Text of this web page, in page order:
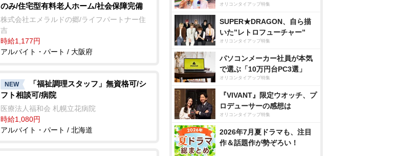
のみ/住宅型有料老人ホーム/社会保障完備
株式会社エメラルドの郷/ライフパートナー住
吉
時給1,177円
アルバイト・パート / 大阪府
NEW
「福祉調理スタッフ」無資格可/シ
フト相談可/病院
医療法人福和会 札幌立花病院
時給1,080円
アルバイト・パート / 北海道
オリコンタイアップ特集
SUPER★DRAGON、自ら描
いた”レトロフューチャー”
オリコンタイアップ特集
パソコンメーカー社員が本気
で選ぶ「10万円台PC3選」
オリコンタイアップ特集
『VIVANT』限定ウオッチ、プ
ロデューサーの感想は
オリコンタイアップ特集
2026年7月夏ドラマも、注目
作＆話題作が勢ぞろい！